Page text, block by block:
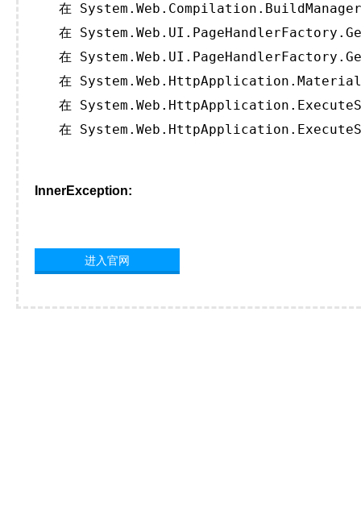
在
在
在
在
在
在
InnerException:
进入官网